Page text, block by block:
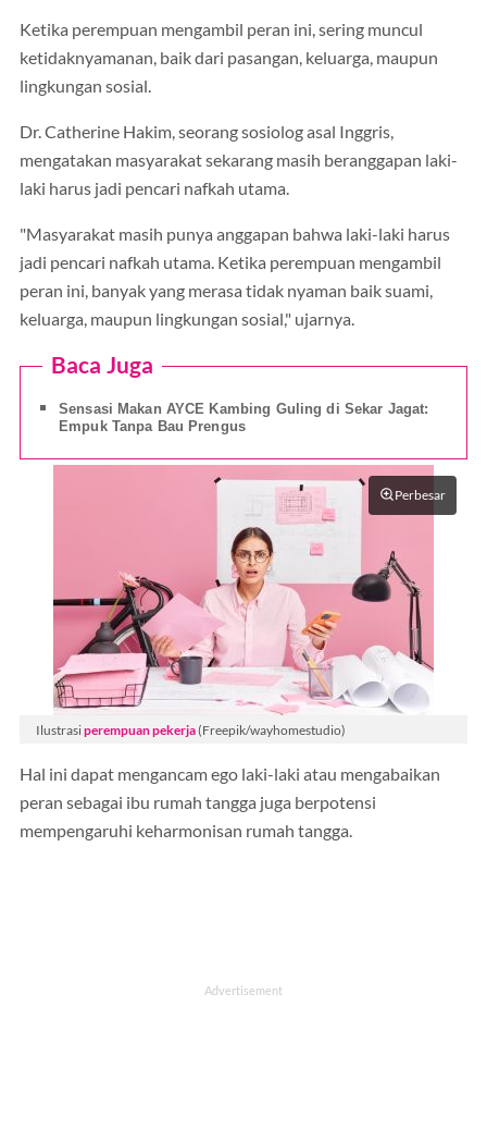
Ketika perempuan mengambil peran ini, sering muncul
ketidaknyamanan, baik dari pasangan, keluarga, maupun
lingkungan sosial.
Dr. Catherine Hakim, seorang sosiolog asal Inggris,
mengatakan masyarakat sekarang masih beranggapan laki-
laki harus jadi pencari nafkah utama.
"Masyarakat masih punya anggapan bahwa laki-laki harus
jadi pencari nafkah utama. Ketika perempuan mengambil
peran ini, banyak yang merasa tidak nyaman baik suami,
keluarga, maupun lingkungan sosial," ujarnya.
Baca Juga
Sensasi Makan AYCE Kambing Guling di Sekar Jagat:
Empuk Tanpa Bau Prengus
Perbesar
Ilustrasiperempuan pekerja(Freepik/wayhomestudio)
Hal ini dapat mengancam ego laki-laki atau mengabaikan
peran sebagai ibu rumah tangga juga berpotensi
mempengaruhi keharmonisan rumah tangga.